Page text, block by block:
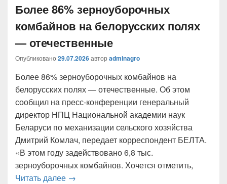
Более 86% зерноуборочных
комбайнов на белорусских полях
— отечественные
Опубликовано 29.07.2026автор adminagro
Более 86% зерноуборочных комбайнов на
белорусских полях — отечественные. Об этом
сообщил на пресс-конференции генеральный
директор НПЦ Национальной академии наук
Беларуси по механизации сельского хозяйства
Дмитрий Комлач, передает корреспондент БЕЛТА.
«В этом году задействовано 6,8 тыс.
зерноуборочных комбайнов. Хочется отметить,
Читать далее Более 86% зерноуборочных комбайнов
→